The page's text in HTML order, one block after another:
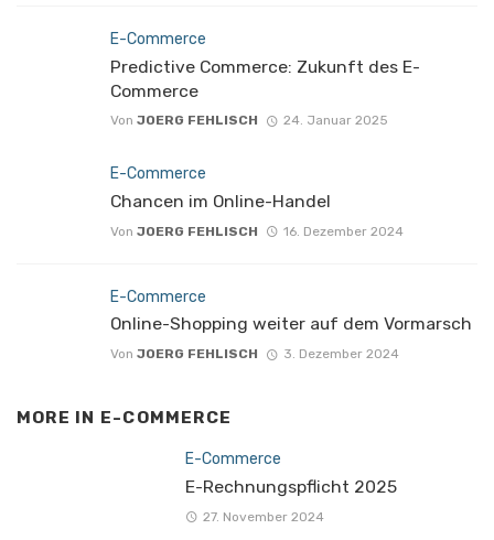
E-Commerce
Predictive Commerce: Zukunft des E-
Commerce
Von JOERG FEHLISCH 24. Januar 2025
E-Commerce
Chancen im Online-Handel
Von JOERG FEHLISCH 16. Dezember 2024
E-Commerce
Online-Shopping weiter auf dem Vormarsch
Von JOERG FEHLISCH 3. Dezember 2024
MORE IN E-COMMERCE
E-Commerce
E-Rechnungspflicht 2025
27. November 2024